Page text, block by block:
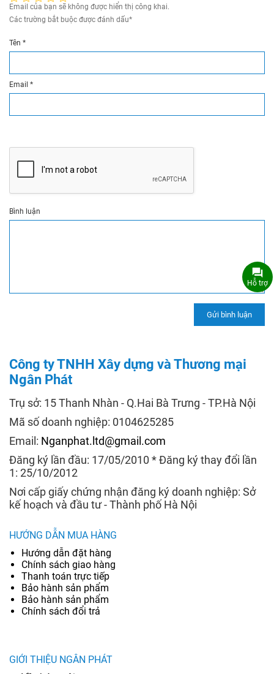
Email của bạn sẽ không được hiển thị công khai.
Các trường bắt buộc được đánh dấu*
Tên *
Email *
Bình luận
Công ty TNHH Xây dựng và Thương mại
Ngân Phát
Trụ sở: 15 Thanh Nhàn - Q.Hai Bà Trưng - TP.Hà Nội
Mã số doanh nghiệp: 0104625285
Email: Nganphat.ltd@gmail.com
Đăng ký lần đầu: 17/05/2010 * Đăng ký thay đổi lần
1: 25/10/2012
Nơi cấp giấy chứng nhận đăng ký doanh nghiệp: Sở
kế hoạch và đầu tư - Thành phố Hà Nội
HƯỚNG DẪN MUA HÀNG
Hướng dẫn đặt hàng
Chính sách giao hàng
Thanh toán trực tiếp
Bảo hành sản phẩm
Bảo hành sản phẩm
Chính sách đổi trả
GIỚI THIỆU NGÂN PHÁT
Hỗ trợ